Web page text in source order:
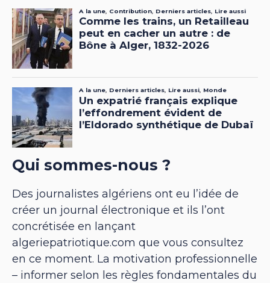
Qui sommes-nous ?
Des journalistes algériens ont eu l’idée de
créer un journal électronique et ils l’ont
concrétisée en lançant
algeriepatriotique.com que vous consultez
en ce moment. La motivation professionnelle
– informer selon les règles fondamentales du